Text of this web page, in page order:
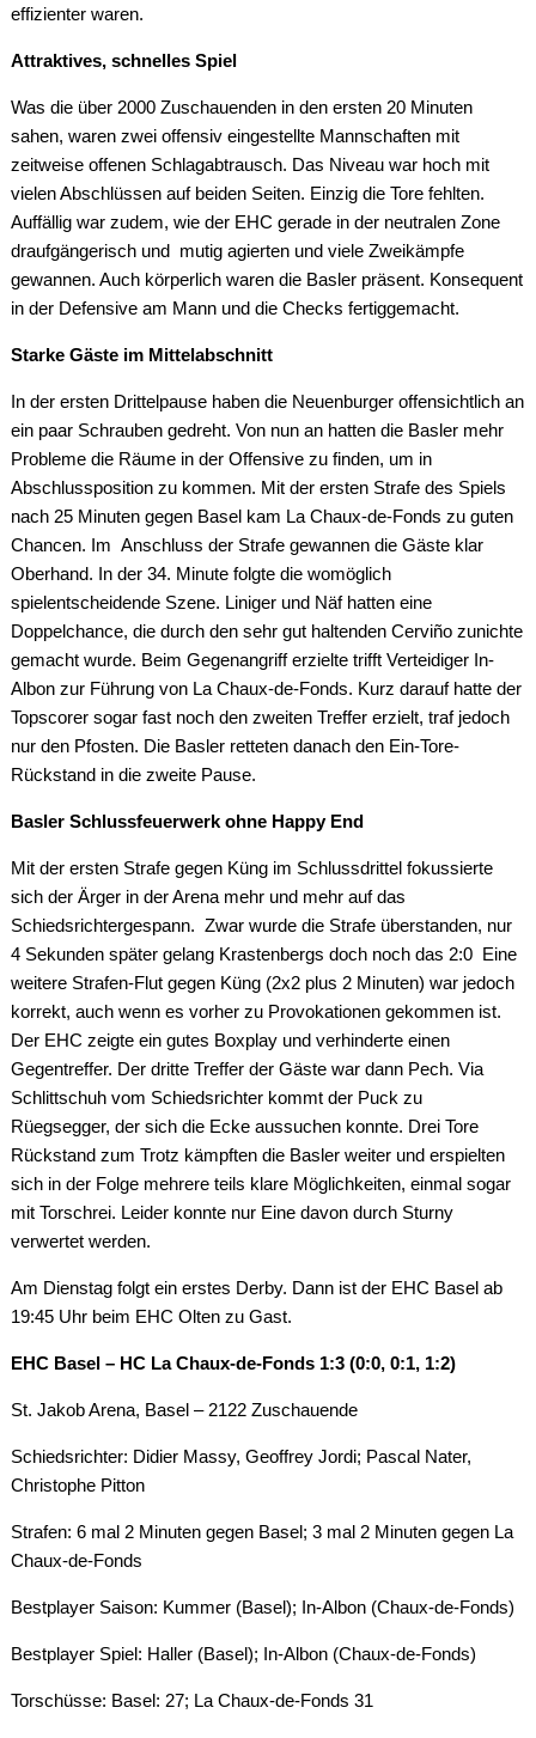
effizienter waren.
Attraktives, schnelles Spiel
Was die über 2000 Zuschauenden in den ersten 20 Minuten
sahen, waren zwei offensiv eingestellte Mannschaften mit
zeitweise offenen Schlagabtrausch. Das Niveau war hoch mit
vielen Abschlüssen auf beiden Seiten. Einzig die Tore fehlten.
Auffällig war zudem, wie der EHC gerade in der neutralen Zone
draufgängerisch und mutig agierten und viele Zweikämpfe
gewannen. Auch körperlich waren die Basler präsent. Konsequent
in der Defensive am Mann und die Checks fertiggemacht.
Starke Gäste im Mittelabschnitt
In der ersten Drittelpause haben die Neuenburger offensichtlich an
ein paar Schrauben gedreht. Von nun an hatten die Basler mehr
Probleme die Räume in der Offensive zu finden, um in
Abschlussposition zu kommen. Mit der ersten Strafe des Spiels
nach 25 Minuten gegen Basel kam La Chaux-de-Fonds zu guten
Chancen. Im Anschluss der Strafe gewannen die Gäste klar
Oberhand. In der 34. Minute folgte die womöglich
spielentscheidende Szene. Liniger und Näf hatten eine
Doppelchance, die durch den sehr gut haltenden Cerviño zunichte
gemacht wurde. Beim Gegenangriff erzielte trifft Verteidiger In-
Albon zur Führung von La Chaux-de-Fonds. Kurz darauf hatte der
Topscorer sogar fast noch den zweiten Treffer erzielt, traf jedoch
nur den Pfosten. Die Basler retteten danach den Ein-Tore-
Rückstand in die zweite Pause.
Basler Schlussfeuerwerk ohne Happy End
Mit der ersten Strafe gegen Küng im Schlussdrittel fokussierte
sich der Ärger in der Arena mehr und mehr auf das
Schiedsrichtergespann. Zwar wurde die Strafe überstanden, nur
4 Sekunden später gelang Krastenbergs doch noch das 2:0 Eine
weitere Strafen-Flut gegen Küng (2x2 plus 2 Minuten) war jedoch
korrekt, auch wenn es vorher zu Provokationen gekommen ist.
Der EHC zeigte ein gutes Boxplay und verhinderte einen
Gegentreffer. Der dritte Treffer der Gäste war dann Pech. Via
Schlittschuh vom Schiedsrichter kommt der Puck zu
Rüegsegger, der sich die Ecke aussuchen konnte. Drei Tore
Rückstand zum Trotz kämpften die Basler weiter und erspielten
sich in der Folge mehrere teils klare Möglichkeiten, einmal sogar
mit Torschrei. Leider konnte nur Eine davon durch Sturny
verwertet werden.
Am Dienstag folgt ein erstes Derby. Dann ist der EHC Basel ab
19:45 Uhr beim EHC Olten zu Gast.
EHC Basel – HC La Chaux-de-Fonds 1:3 (0:0, 0:1, 1:2)
St. Jakob Arena, Basel – 2122 Zuschauende
Schiedsrichter: Didier Massy, Geoffrey Jordi; Pascal Nater,
Christophe Pitton
Strafen: 6 mal 2 Minuten gegen Basel; 3 mal 2 Minuten gegen La
Chaux-de-Fonds
Bestplayer Saison: Kummer (Basel); In-Albon (Chaux-de-Fonds)
Bestplayer Spiel: Haller (Basel); In-Albon (Chaux-de-Fonds)
Torschüsse: Basel: 27; La Chaux-de-Fonds 31